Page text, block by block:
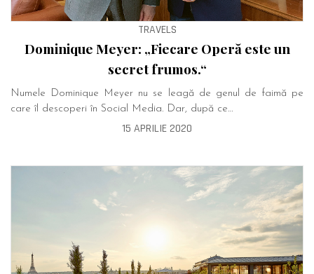
TRAVELS
Dominique Meyer: „Fiecare Operă este un
secret frumos.“
Numele Dominique Meyer nu se leagă de genul de faimă pe
care îl descoperi în Social Media. Dar, după ce…
15 APRILIE 2020